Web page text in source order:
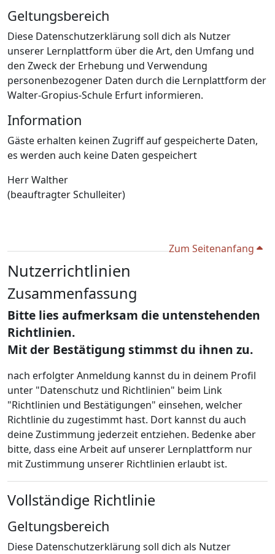
Geltungsbereich
Diese Datenschutzerklärung soll dich als Nutzer
unserer Lernplattform über die Art, den Umfang und
den Zweck der Erhebung und Verwendung
personenbezogener Daten durch die Lernplattform der
Walter-Gropius-Schule Erfurt informieren.
Information
Gäste erhalten keinen Zugriff auf gespeicherte Daten,
es werden auch keine Daten gespeichert
Herr Walther
(beauftragter Schulleiter)
Zum Seitenanfang
Nutzerrichtlinien
Zusammenfassung
Bitte lies aufmerksam die untenstehenden
Richtlinien.
Mit der Bestätigung stimmst du ihnen zu.
nach erfolgter Anmeldung kannst du in deinem Profil
unter "Datenschutz und Richtlinien" beim Link
"Richtlinien und Bestätigungen" einsehen, welcher
Richtlinie du zugestimmt hast. Dort kannst du auch
deine Zustimmung jederzeit entziehen. Bedenke aber
bitte, dass eine Arbeit auf unserer Lernplattform nur
mit Zustimmung unserer Richtlinien erlaubt ist.
Vollständige Richtlinie
Geltungsbereich
Diese Datenschutzerklärung soll dich als Nutzer